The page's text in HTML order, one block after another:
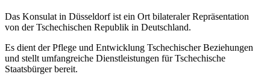
Das Konsulat in Düsseldorf ist ein Ort bilateraler Repräsentation
von der Tschechischen Republik in Deutschland.
Es dient der Pflege und Entwicklung Tschechischer Beziehungen
und stellt umfangreiche Dienstleistungen für Tschechische
Staatsbürger bereit.